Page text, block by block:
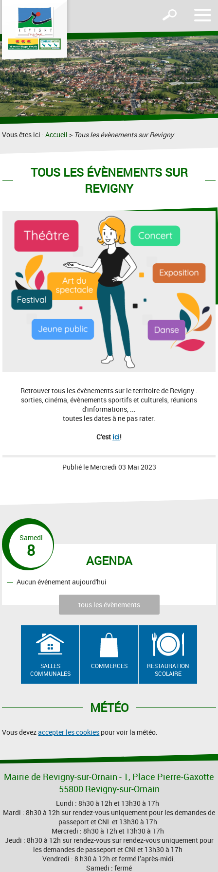
le
Afficher
formulaire
de
recherche
Vous êtes ici :Accueil > Tous les évènements sur Revigny
TOUS LES ÉVÈNEMENTS SUR
REVIGNY
Retrouver tous les évènements sur le territoire de Revigny :
sorties, cinéma, évènements sportifs et culturels, réunions
d'informations, ...
toutes les dates à ne pas rater.
C'est ici!
Publié le Mercredi 03 Mai 2023
AGENDA
Samedi
8
Aucun événement aujourd'hui
tous les évènements
SALLES
COMMUNALES
COMMERCES
RESTAURATION
SCOLAIRE
MÉTÉO
Vous devezaccepter les cookies pour voir la météo.
Mairie de Revigny-sur-Ornain - 1, Place Pierre-Gaxotte
55800 Revigny-sur-Ornain
Lundi : 8h30 à 12h et 13h30 à 17h
Mardi : 8h30 à 12h sur rendez-vous uniquement pour les demandes de
passeport et CNI et 13h30 à 17h
Mercredi : 8h30 à 12h et 13h30 à 17h
Jeudi : 8h30 à 12h sur rendez-vous sur rendez-vous uniquement pour
les demandes de passeport et CNI et 13h30 à 17h
Vendredi : 8 h30 à 12h et fermé l’après-midi.
Samedi : fermé